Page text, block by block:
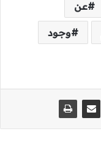
عن
وجود